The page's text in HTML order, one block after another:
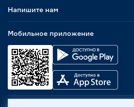
Мобильное приложение
Напишите нам